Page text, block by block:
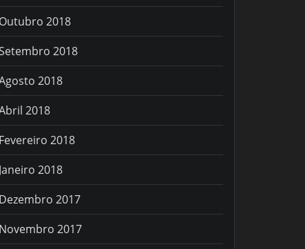
Outubro 2018
2018
2018
2018
Fevereiro 2018
Janeiro 2018
Dezembro 2017
Novembro 2017